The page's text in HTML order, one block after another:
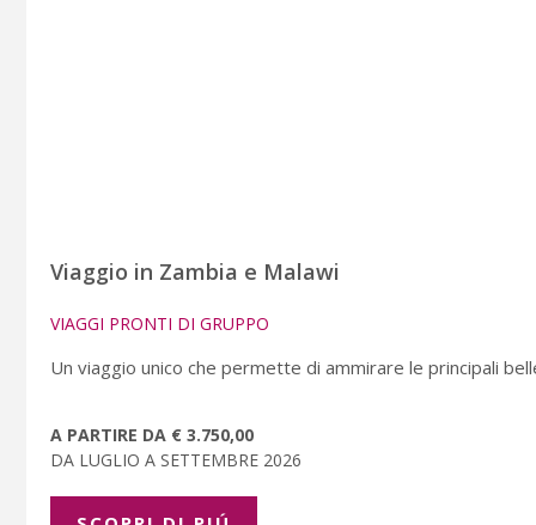
Viaggio in Zambia e Malawi
VIAGGI PRONTI DI GRUPPO
Un viaggio unico che permette di ammirare le principali
A PARTIRE DA € 3.750,00
DA LUGLIO A SETTEMBRE 2026